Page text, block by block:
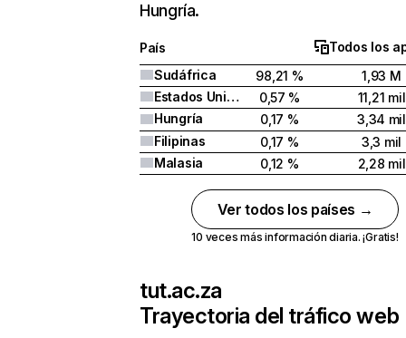
Hungría.
País
Todos los
Sudáfrica
98,21 %
1,93 M
Estados Unidos
0,57 %
11,21 mil
Hungría
0,17 %
3,34 mil
Filipinas
0,17 %
3,3 mil
Malasia
0,12 % 2,28 mil
Ver todos los países →
10 veces más información diaria. ¡Gratis!
tut.ac.za
Trayectoria del tráfico web